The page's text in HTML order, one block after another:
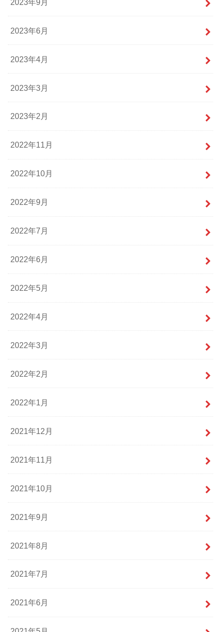
2023年9月
2023年6月
2023年4月
2023年3月
2023年2月
2022年11月
2022年10月
2022年9月
2022年7月
2022年6月
2022年5月
2022年4月
2022年3月
2022年2月
2022年1月
2021年12月
2021年11月
2021年10月
2021年9月
2021年8月
2021年7月
2021年6月